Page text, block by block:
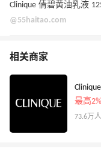
Clinique 倩碧黄油乳液
@55haitao.com
相关商家
最高
73.6万